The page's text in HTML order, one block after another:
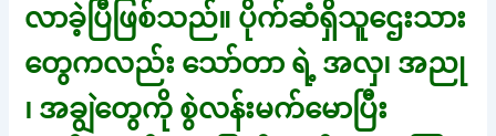
လာခဲ့ပြီဖြစ်သည်။ ပိုက်ဆံရှိသူဌေးသား
တွေကလည်း သော်တာ ရဲ့ အလှ၊ အညု
၊ အချွဲတွေကို စွဲလန်းမက်မောပြီး